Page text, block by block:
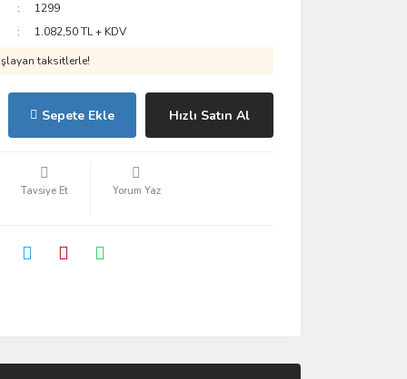
1299
1.082,50 TL + KDV
taksitlerle!
Sepete Ekle Hızlı Satın Al
Tavsiye Et Yorum Yaz